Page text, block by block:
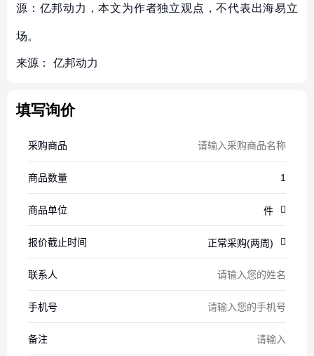
源：亿邦动力，本文为作者独立观点，不代表出海易立
场。
来源： 亿邦动力
填写询价